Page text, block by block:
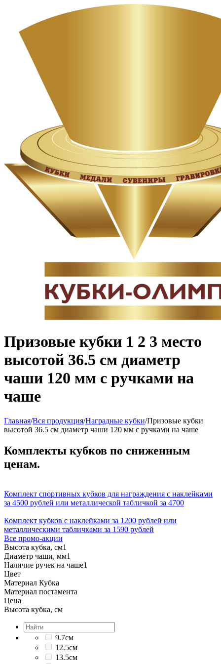
Призовые кубки 1 2 3 место
высотой 36.5 см диаметр
чаши 120 мм с ручками на
чаше
Главная/Вся продукция/Наградные кубки/Призовые кубки
высотой 36.5 см диаметр чаши 120 мм с ручками на чаше
Комплекты кубков по сниженным
ценам.
Комплект спортивных кубков для награждения с наклейками
за 4500 рублей или металлической табличкой за 4700
Комплект кубков с наклейками за 1200 рублей или
металлическими табличками за 1590 рублей
Все промо-акции
Высота кубка, см1
Диаметр чаши, мм1
Наличие ручек на чаше1
Цвет
Материал Кубка
Материал постамента
Цена
Высота кубка, см
9.7см
12.5см
13.5см